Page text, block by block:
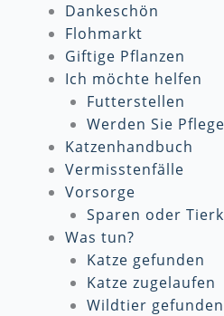
Dankeschön
Flohmarkt
Giftige Pflanzen
Ich möchte helfen
Futterstellen
Werden Sie
Katzenhandbuch
Vermisstenfälle
Vorsorge
Sparen oder
Was tun?
Katze gefunden
Katze zugelaufen
Wildtier gefunden